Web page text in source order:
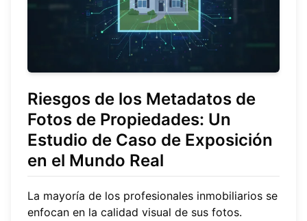
Riesgos de los Metadatos de
Fotos de Propiedades: Un
Estudio de Caso de Exposición
en el Mundo Real
La mayoría de los profesionales inmobiliarios se
enfocan en la calidad visual de sus fotos.